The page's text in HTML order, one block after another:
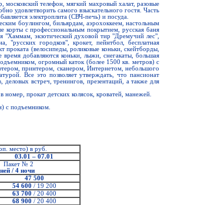
телефон, мягкий махровый халат, разовые
удовлетворить самого взыскательного гостя. Часть
электроплита (СВЧ-печь) и посуда.
боулингом, бильярдам, аэрохоккеем, настольным
с профессиональным покрытием, русская баня
"Хаммам, экзотический духовой тир "Дремучий лес",
"русских городков", крокет, пейнтбол, бесплатная
(велосипеды, роликовые коньки, скейтборды,
добавляются коньки, лыжи, снегакаты, большая
огромный каток (более 1500 кв. метров) с
принтером, сканером, Интернетом, небольшого
Все это позволяет утверждать, что пансионат
встреч, тренингов, презентаций, а также для
прокат детских колясок, кроватей, манежей.
с подъемником.
место) в руб.
03.01 – 07.01
№ 2
/ 4 ночи
47 500
54 600 / 19 200
63 700 / 20 400
68 900 / 20 400